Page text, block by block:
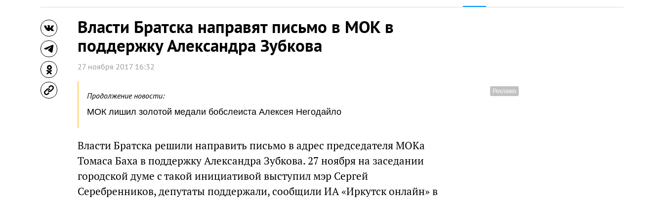
Власти Братска направят письмо в МОК в
поддержку Александра Зубкова
27 ноября 2017 16:32
Продолжение новости:
МОК лишил золотой медали бобслеиста Алексея Негодайло
Власти Братска решили направить письмо в адрес председателя МОКа
Томаса Баха в поддержку Александра Зубкова. 27 ноября на заседании
городской думе с такой инициативой выступил мэр Сергей
Серебренников, депутаты поддержали, сообщили ИА «Иркутск онлайн» в